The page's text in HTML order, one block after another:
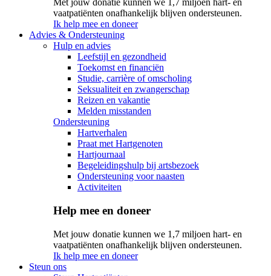
Met jouw donatie kunnen we 1,7 miljoen hart- en
vaatpatiënten onafhankelijk blijven ondersteunen.
Ik help mee en doneer
Advies & Ondersteuning
Hulp en advies
Leefstijl en gezondheid
Toekomst en financiën
Studie, carrière of omscholing
Seksualiteit en zwangerschap
Reizen en vakantie
Melden misstanden
Ondersteuning
Hartverhalen
Praat met Hartgenoten
Hartjournaal
Begeleidingshulp bij artsbezoek
Ondersteuning voor naasten
Activiteiten
Help mee en doneer
Met jouw donatie kunnen we 1,7 miljoen hart- en
vaatpatiënten onafhankelijk blijven ondersteunen.
Ik help mee en doneer
Steun ons